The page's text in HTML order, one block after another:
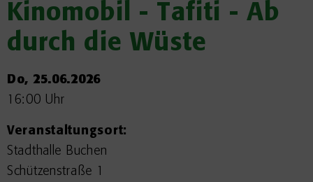
Kinomobil - Tafiti - Ab
durch die Wüste
Do, 25.06.2026
16:00 Uhr
Veranstaltungsort:
Stadthalle Buchen
Schützenstraße 1